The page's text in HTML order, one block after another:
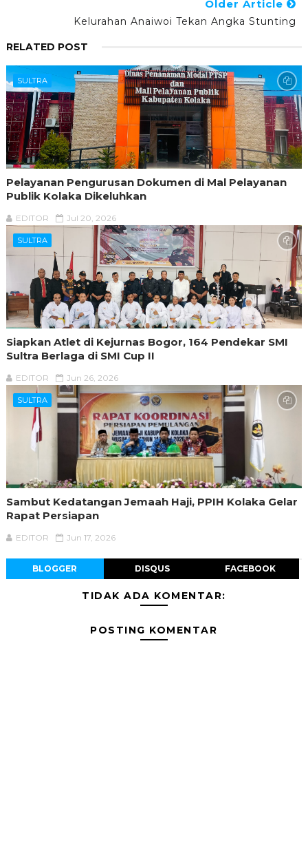
Older Article
Kelurahan Anaiwoi Tekan Angka Stunting
RELATED POST
SULTRA
Pelayanan Pengurusan Dokumen di Mal Pelayanan
Publik Kolaka Dikeluhkan
EDITOR Jul 20, 2026
SULTRA
Siapkan Atlet di Kejurnas Bogor, 164 Pendekar SMI
Sultra Berlaga di SMI Cup II
EDITOR Jun 26, 2026
SULTRA
Sambut Kedatangan Jemaah Haji, PPIH Kolaka Gelar
Rapat Persiapan
EDITOR Jun 17, 2026
BLOGGER DISQUS FACEBOOK
TIDAK ADA KOMENTAR:
POSTING KOMENTAR